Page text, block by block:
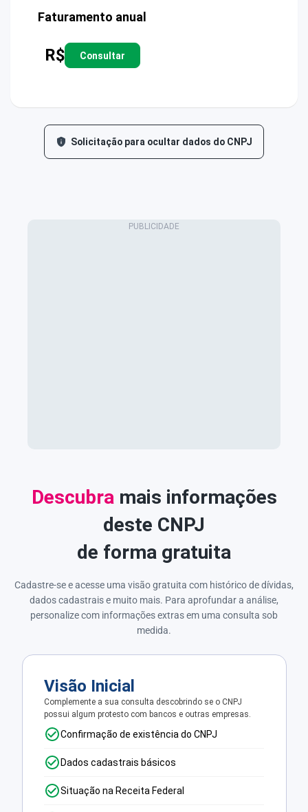
Faturamento anual
R$ Consultar
Solicitação para ocultar dados do CNPJ
Descubra mais informações
deste CNPJ
de forma gratuita
Cadastre-se e acesse uma visão gratuita com histórico de dívidas,
dados cadastrais e muito mais. Para aprofundar a análise,
personalize com informações extras em uma consulta sob
medida.
Visão Inicial
Complemente a sua consulta descobrindo se o CNPJ
possui algum protesto com bancos e outras empresas.
Confirmação de existência do CNPJ
Dados cadastrais básicos
Situação na Receita Federal